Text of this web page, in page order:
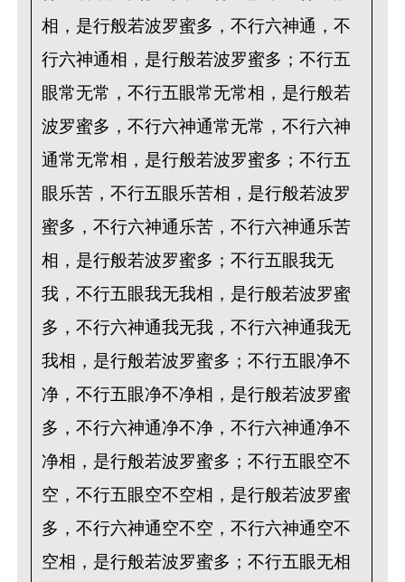
相，是行般若波罗蜜多，不行六神通，不
行六神通相，是行般若波罗蜜多；不行五
眼常无常，不行五眼常无常相，是行般若
波罗蜜多，不行六神通常无常，不行六神
通常无常相，是行般若波罗蜜多；不行五
眼乐苦，不行五眼乐苦相，是行般若波罗
蜜多，不行六神通乐苦，不行六神通乐苦
相，是行般若波罗蜜多；不行五眼我无
我，不行五眼我无我相，是行般若波罗蜜
多，不行六神通我无我，不行六神通我无
我相，是行般若波罗蜜多；不行五眼净不
净，不行五眼净不净相，是行般若波罗蜜
多，不行六神通净不净，不行六神通净不
净相，是行般若波罗蜜多；不行五眼空不
空，不行五眼空不空相，是行般若波罗蜜
多，不行六神通空不空，不行六神通空不
空相，是行般若波罗蜜多；不行五眼无相